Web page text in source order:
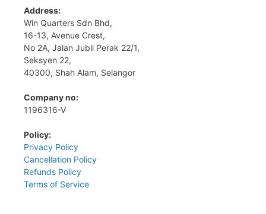
Address:
Win Quarters Sdn Bhd,
16-13, Avenue Crest,
No 2A, Jalan Jubli Perak 22/1,
Seksyen 22,
40300, Shah Alam, Selangor
Company no:
1196316-V
Policy:
Privacy Policy
Cancellation Policy
Refunds Policy
Terms of Service